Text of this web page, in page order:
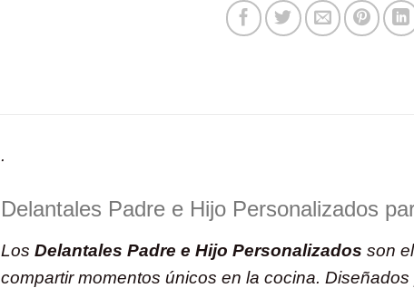
.
Delantales Padre e Hijo Personalizados
Los Delantales Padre e Hijo Personalizados son
compartir momentos únicos en la cocina.